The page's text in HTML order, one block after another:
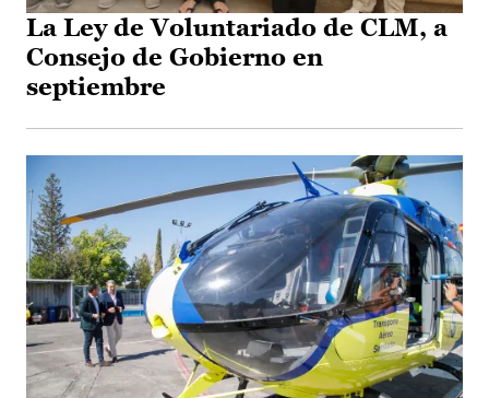
La Ley de Voluntariado de CLM, a
Consejo de Gobierno en
septiembre